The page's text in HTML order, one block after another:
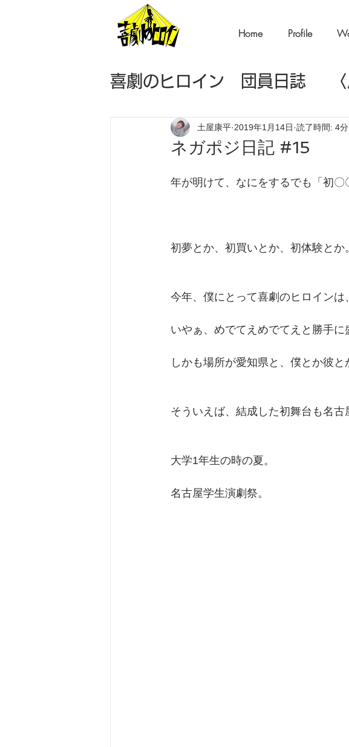
Home Profile
喜劇のヒロイン 団員日誌
〈火曜〉角岡の音楽日記
〈木曜〉岩塚のエモエモ日記
ネガポジ日記 #15
土屋康平 2019年1月14日 読了時間: 4分
年が明けて、なにをするでも「初〇
初夢とか、初買いとか、初体験とか。
今年、僕にとって喜劇のヒロインは
いやぁ、めでてえめでてえと勝手に
しかも場所が愛知県と、僕とか彼
そういえば、結成した初舞台も名古
大学1年生の時の夏。
名古屋学生演劇祭。